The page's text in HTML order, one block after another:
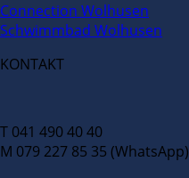
Connection Wolhusen
Schwimmbad Wolhusen
KONTAKT
T 041 490 40 40
M 079 227 85 35 (WhatsApp)